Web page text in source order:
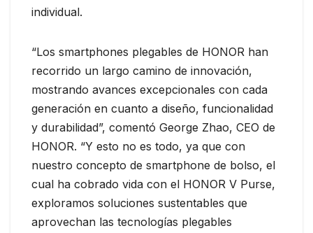
individual.
“Los smartphones plegables de HONOR han
recorrido un largo camino de innovación,
mostrando avances excepcionales con cada
generación en cuanto a diseño, funcionalidad
y durabilidad”, comentó George Zhao, CEO de
HONOR. “Y esto no es todo, ya que con
nuestro concepto de smartphone de bolso, el
cual ha cobrado vida con el HONOR V Purse,
exploramos soluciones sustentables que
aprovechan las tecnologías plegables